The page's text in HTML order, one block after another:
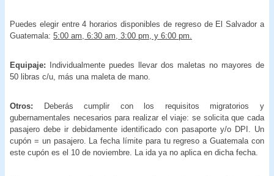
Puedes elegir entre 4 horarios disponibles de regreso de El Salvador a
Guatemala: 5:00 am, 6:30 am, 3:00 pm, y 6:00 pm.
Equipaje: Individualmente puedes llevar dos maletas no mayores de
50 libras c/u, más una maleta de mano.
Otros:
Deberás cumplir con los requisitos migratorios y
gubernamentales necesarios para realizar el viaje: se solicita que cada
pasajero debe ir debidamente identificado con pasaporte y/o DPI. Un
cupón = un pasajero. La fecha límite para tu regreso a Guatemala con
este cupón es el 10 de noviembre. La ida ya no aplica en dicha fecha.